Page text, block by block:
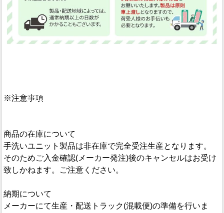
※注意事項
商品の在庫について
手洗いユニット製品は非在庫で完全受注生産となります。
そのためご入金確認(メーカー発注)後のキャンセルはお受け
致しかねます。ご注意ください。
納期について
メーカーにて生産・配送トラック(混載便)の準備を行いま